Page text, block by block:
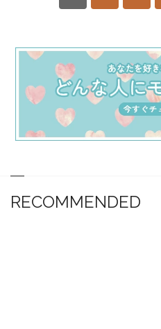
RECOMMENDED